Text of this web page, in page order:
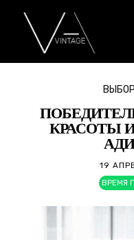
ВЫБОР
КРАСОТЫ
19
ВРЕМЯ